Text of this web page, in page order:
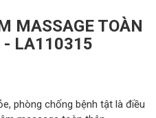
MASSAGE TOÀN
- LA110315
phòng chống bệnh tật là điều